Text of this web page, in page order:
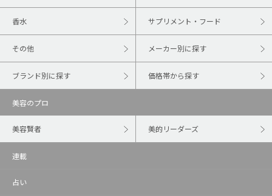
香水 サプリメント・フード
その他 メーカー別に探す
ブランド別に探す 価格帯から探す
美容のプロ
美容賢者 美的リーダーズ
連載
占い